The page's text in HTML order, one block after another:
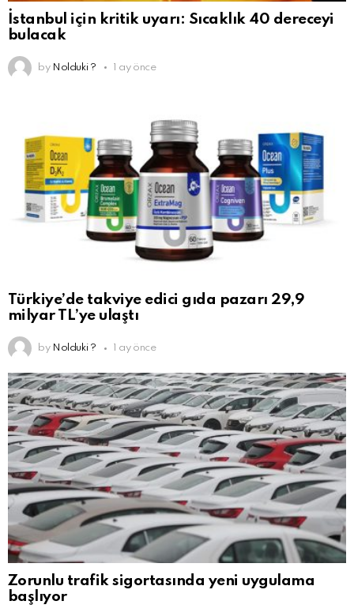
İstanbul için kritik uyarı: Sıcaklık 40 dereceyi
bulacak
by Nolduki ? 1 ay önce
Türkiye’de takviye edici gıda pazarı 29,9
milyar TL’ye ulaştı
by Nolduki ? 1 ay önce
Zorunlu trafik sigortasında yeni uygulama
başlıyor